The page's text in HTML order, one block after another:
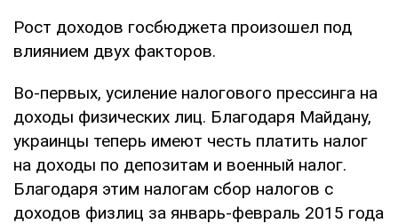
Рост доходов госбюджета произошел под
влиянием двух факторов.
Во-первых, усиление налогового прессинга на
доходы физических лиц. Благодаря Майдану,
украинцы теперь имеют честь платить налог
на доходы по депозитам и военный налог.
Благодаря этим налогам сбор налогов с
доходов физлиц за январь-февраль 2015 года